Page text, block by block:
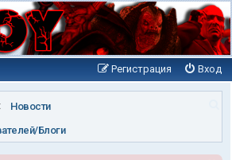
Вход
Регистрация
Новости
Блоги